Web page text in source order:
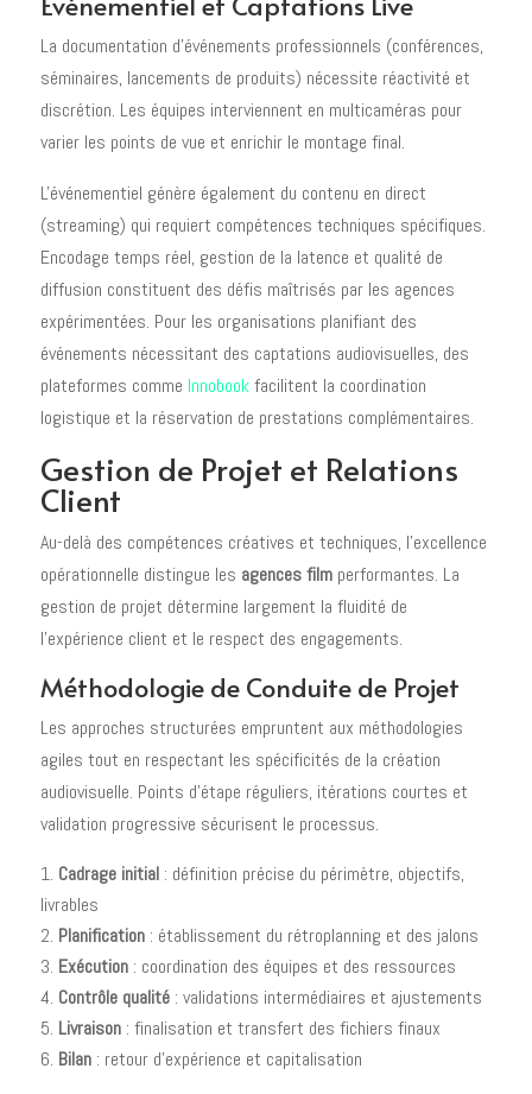
La documentation d'événements professionnels (conférences,
séminaires, lancements de produits) nécessite réactivité et
discrétion. Les équipes interviennent en multicaméras pour
varier les points de vue et enrichir le montage final.
L'événementiel génère également du contenu en direct
(streaming) qui requiert compétences techniques spécifiques.
Encodage temps réel, gestion de la latence et qualité de
diffusion constituent des défis maîtrisés par les agences
expérimentées. Pour les organisations planifiant des
événements nécessitant des captations audiovisuelles, des
plateformes comme Innobookfacilitent la coordination
logistique et la réservation de prestations complémentaires.
Gestion de Projet et Relations
Client
Au-delà des compétences créatives et techniques, l'excellence
opérationnelle distingue les agences filmperformantes. La
gestion de projet détermine largement la fluidité de
l'expérience client et le respect des engagements.
Méthodologie de Conduite de Projet
Les approches structurées empruntent aux méthodologies
agiles tout en respectant les spécificités de la création
audiovisuelle. Points d'étape réguliers, itérations courtes et
validation progressive sécurisent le processus.
Cadrage initial: définition précise du périmètre, objectifs,
livrables
Planification: établissement du rétroplanning et des jalons
Exécution: coordination des équipes et des ressources
Contrôle qualité: validations intermédiaires et ajustements
Livraison: finalisation et transfert des fichiers finaux
Bilan: retour d'expérience et capitalisation